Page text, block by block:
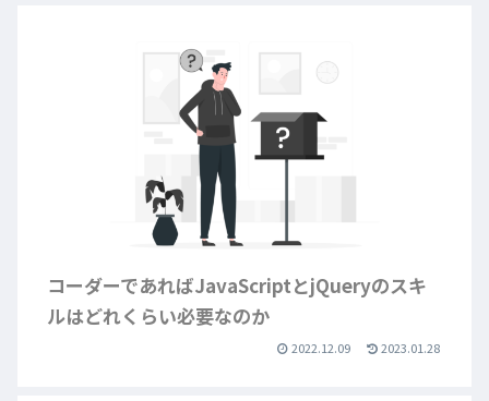
コーダーであればJavaScriptとjQueryのスキ
ルはどれくらい必要なのか
2022.12.09 2023.01.28